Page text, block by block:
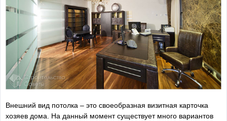
Внешний вид потолка – это своеобразная визитная карточка
хозяев дома. На данный момент существует много вариантов